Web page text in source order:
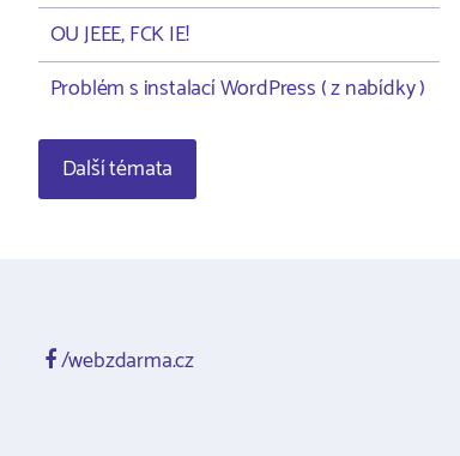
OU JEEE, FCK IE!
Problém s instalací WordPress ( z nabídky )
Další témata
/webzdarma.cz